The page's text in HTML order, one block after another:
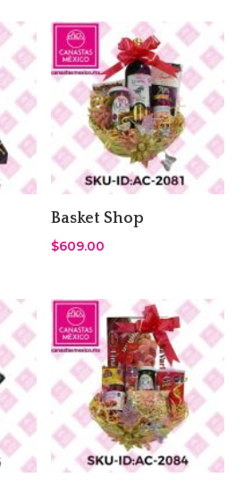
Basket Shop
$609.00